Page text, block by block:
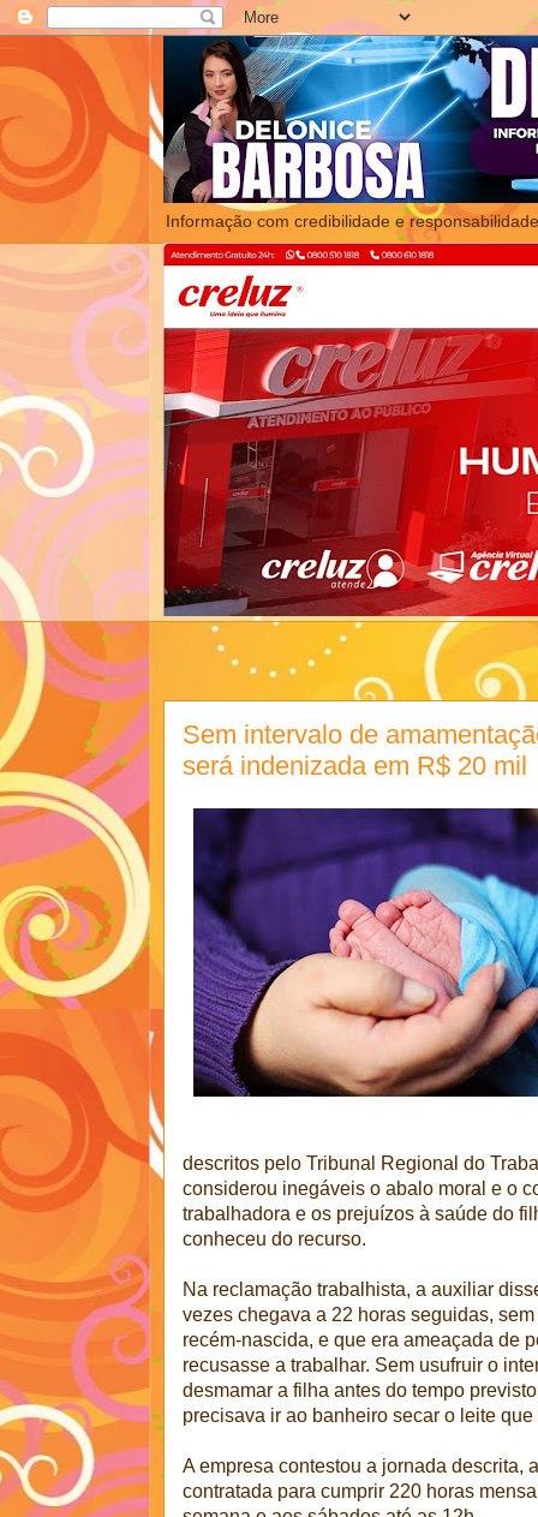
Informação com credibilidade e
Sem intervalo de
será indenizada em R$ 20 mil
descritos pelo Tribunal Regional do
considerou inegáveis o abalo moral e o
trabalhadora e os prejuízos à saúde do
conheceu do recurso.
Na reclamação trabalhista, a auxiliar
vezes chegava a 22 horas seguidas,
recém-nascida, e que era ameaçada de
recusasse a trabalhar. Sem usufruir o
desmamar a filha antes do tempo
precisava ir ao banheiro secar o leite que
A empresa contestou a jornada descrita,
contratada para cumprir 220 horas